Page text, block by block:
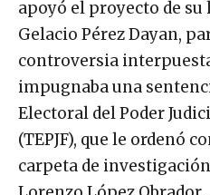
Gelacio Pérez Dayan,
controversia
impugnaba una
Electoral del Poder
(TEPJF), que le ordenó
carpeta de
Lorenzo López Obrador.